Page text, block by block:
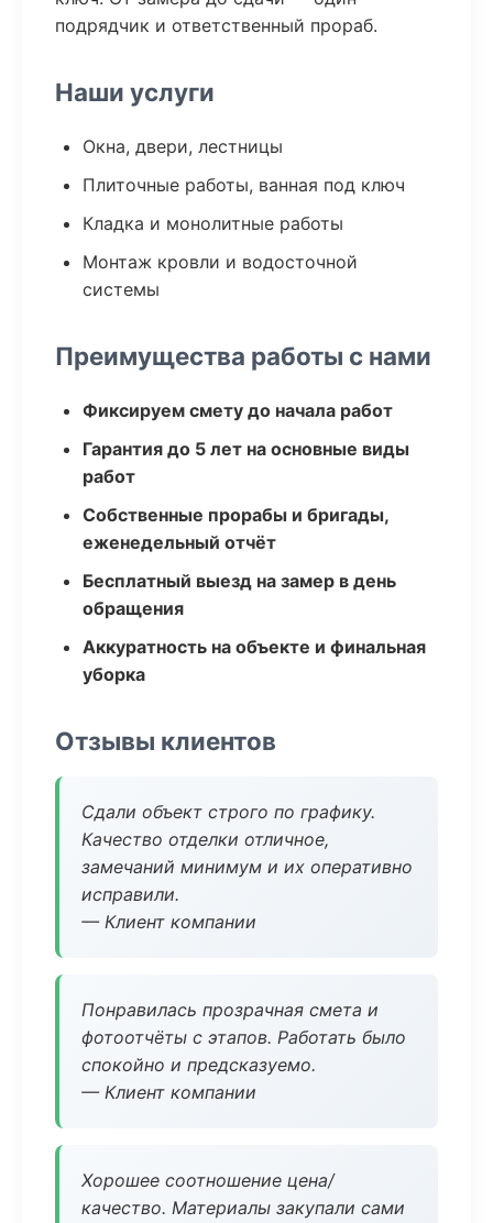
подрядчик и ответственный прораб.
Наши услуги
Окна, двери, лестницы
Плиточные работы, ванная под ключ
Кладка и монолитные работы
Монтаж кровли и водосточной
системы
Преимущества работы с нами
Фиксируем смету до начала работ
Гарантия до 5 лет на основные виды
работ
Собственные прорабы и бригады,
еженедельный отчёт
Бесплатный выезд на замер в день
обращения
Аккуратность на объекте и финальная
уборка
Отзывы клиентов
Сдали объект строго по графику.
Качество отделки отличное,
замечаний минимум и их оперативно
исправили.
— Клиент компании
Понравилась прозрачная смета и
фотоотчёты с этапов. Работать было
спокойно и предсказуемо.
— Клиент компании
Хорошее соотношение цена/
качество. Материалы закупали сами